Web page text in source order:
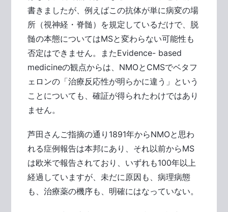
書きましたが、例えばこの抗体が単に病変の場
所（視神経・脊髄）を規定しているだけで、脱
髄の本態についてはMSと変わらない可能性も
否定はできません。またEvidence- based
medicineの観点からは、NMOとCMSでベタフ
ェロンの「治療反応性が明らかに違う」という
ことについても、確証が得られたわけではあり
ません。
芦田さんご指摘の通り1891年からNMOと思わ
れる症例報告は本邦にあり、それ以前からMS
は欧米で報告されており、いずれも100年以上
経過していますが、未だに原因も、病理病態
も、治療薬の機序も、明確にはなっていない。